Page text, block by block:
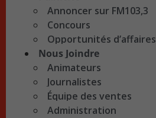
Annoncer sur FM103,3
Concours
Opportunités d’affaires
Nous Joindre
Animateurs
Journalistes
Équipe des ventes
Administration